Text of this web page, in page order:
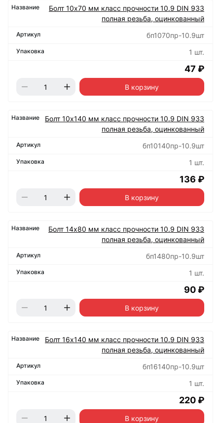
Болт 10х70 мм класс прочности 10.9 DIN 933
полная резьба, оцинкованный
бп1070пр-10.9шт
1 шт.
47 ₽
В корзину
Болт 10х140 мм класс прочности 10.9 DIN 933
полная резьба, оцинкованный
бп10140пр-10.9шт
1 шт.
136 ₽
В корзину
Болт 14х80 мм класс прочности 10.9 DIN 933
полная резьба, оцинкованный
бп1480пр-10.9шт
1 шт.
90 ₽
В корзину
Болт 16х140 мм класс прочности 10.9 DIN 933
полная резьба, оцинкованный
бп16140пр-10.9шт
1 шт.
220 ₽
В корзину